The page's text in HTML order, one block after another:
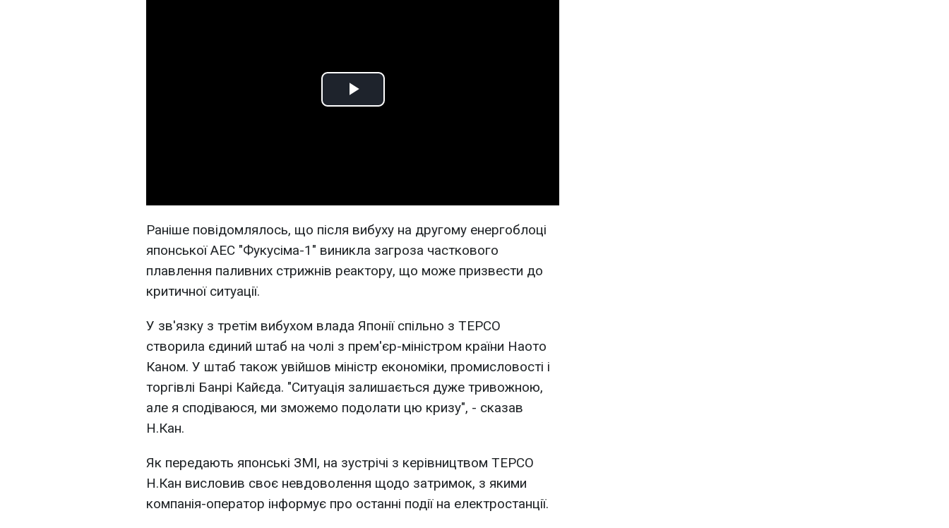
Play
Раніше повідомлялось, що після вибуху на другому енергоблоці
японської АЕС "Фукусіма-1" виникла загроза часткового
плавлення паливних стрижнів реактору, що може призвести до
критичної ситуації.
У зв'язку з третім вибухом влада Японії спільно з TEPCO
створила єдиний штаб на чолі з прем'єр-міністром країни Наото
Каном. У штаб також увійшов міністр економіки, промисловості і
торгівлі Банрі Кайєда. "Ситуація залишається дуже тривожною,
але я сподіваюся, ми зможемо подолати цю кризу", - сказав
Н.Кан.
Як передають японські ЗМІ, на зустрічі з керівництвом TEPCO
Н.Кан висловив своє невдоволення щодо затримок, з якими
компанія-оператор інформує про останні події на електростанції.